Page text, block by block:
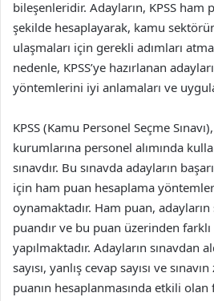
bileşenleridir. Adayların, KPSS ham
şekilde hesaplayarak, kamu
ulaşmaları için gerekli adımları
nedenle, KPSS’ye hazırlanan
yöntemlerini iyi anlamaları ve
KPSS (Kamu Personel Seçme
kurumlarına personel alımında
sınavdır. Bu sınavda adayların
için ham puan hesaplama
oynamaktadır. Ham puan, adayların
puandır ve bu puan üzerinden
yapılmaktadır. Adayların sınavdan
sayısı, yanlış cevap sayısı ve
puanın hesaplanmasında etkili